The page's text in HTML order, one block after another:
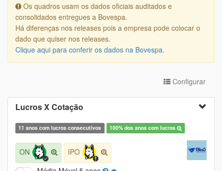
Os quadros usam os dados oficiais auditados e
consolidados entregues a Bovespa.
Há diferenças nos releases pois a empresa pode colocar o
dado que quiser nos releases.
Clique aqui para conferir os dados na Bovespa.
Configurar
Lucros X Cotação
11 anos com lucros consecutivos 100% dos anos com lucros
ON
IPO